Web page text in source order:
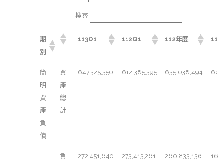
搜尋:
期
別
113Q1 112Q1 112年度
簡
明
資
產
負
債
資
產
總
計
647,325,350 612,385,395 635,038,494
負
272,451,640 273,413,261 260,833,136